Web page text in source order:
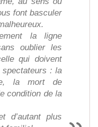
font basculer
la ligne
oublier les
qui doivent
: la
la mort de
condition de la
d’autant plus